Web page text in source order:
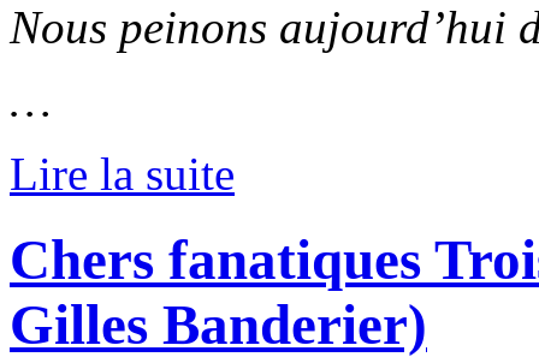
Nous peinons aujourd’hui
…
Lire la suite
Chers fanatiques
Gilles Banderier)